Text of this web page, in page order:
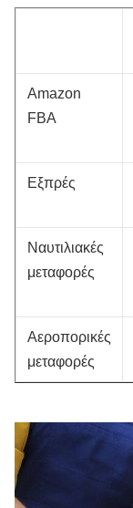
Amazon
FBA
Εξπρές
Ναυτιλιακές
μεταφορές
Αεροπορικές
μεταφορές